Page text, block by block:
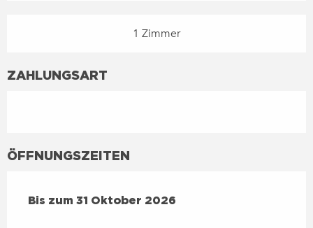
1 Zimmer
ZAHLUNGSART
ÖFFNUNGSZEITEN
VOM1 APRIL 2026BIS ZUM
Bis zum 31 Oktober 2026